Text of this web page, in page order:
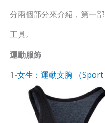
分兩個部分來介紹，第一
工具。
運動服飾
1-女生：運動文胸 （